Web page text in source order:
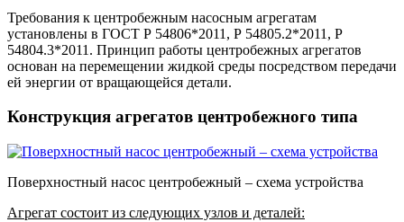
Требования к центробежным насосным агрегатам
установлены в ГОСТ Р 54806*2011, Р 54805.2*2011, Р
54804.3*2011. Принцип работы центробежных агрегатов
основан на перемещении жидкой среды посредством передачи
ей энергии от вращающейся детали.
Конструкция агрегатов центробежного типа
Поверхностный насос центробежный – схема устройства
Агрегат состоит из следующих узлов и деталей: